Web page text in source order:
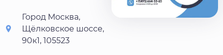
Город Москва,
Щёлковское шоссе,
90к1, 105523